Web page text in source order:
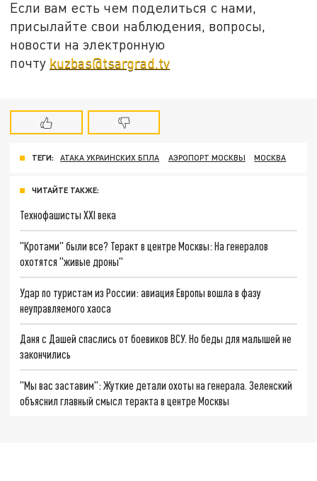
Если вам есть чем поделиться с нами,
присылайте свои наблюдения, вопросы,
новости на электронную
почту kuzbas@tsargrad.tv
ТЕГИ: АТАКА УКРАИНСКИХ БПЛА АЭРОПОРТ МОСКВЫ МОСКВА
ЧИТАЙТЕ ТАКЖЕ:
Технофашисты XXI века
"Кротами" были все? Теракт в центре Москвы: На генералов
охотятся "живые дроны"
Удар по туристам из России: авиация Европы вошла в фазу
неуправляемого хаоса
Даня с Дашей спаслись от боевиков ВСУ. Но беды для малышей не
закончились
"Мы вас заставим": Жуткие детали охоты на генерала. Зеленский
объяснил главный смысл теракта в центре Москвы